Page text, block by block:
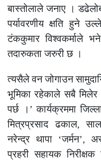
बास्तोलाले जनाए ।
पर्यावरणीय क्षति हुने
टंककुमार विश्वकर्माले
तदारुकता जरुरी छ ।
त्यसैले वन जोगाउन
भूमिका रहेकाले सबै मिलेर
पर्छ ।’ कार्यक्रममा
मित्रप्रसाद ढकाल,
नरेन्द्र थापा ‘जर्मन’,
प्रहरी सहायक निरीक्षक